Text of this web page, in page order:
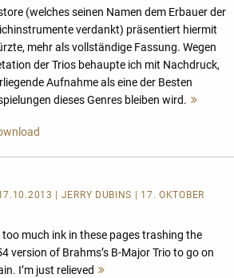
(welches seinen Namen dem Erbauer der
verdankt) präsentiert hiermit
mehr als vollständige Fassung. Wegen
der Trios behaupte ich mit Nachdruck,
Aufnahme als eine der Besten
dieses Genres bleiben wird.
17.10.2013 | JERRY DUBINS | 17. OKTOBER
too much ink in these pages trashing the
version of Brahms’s B-Major Trio to go on
I’m just relieved